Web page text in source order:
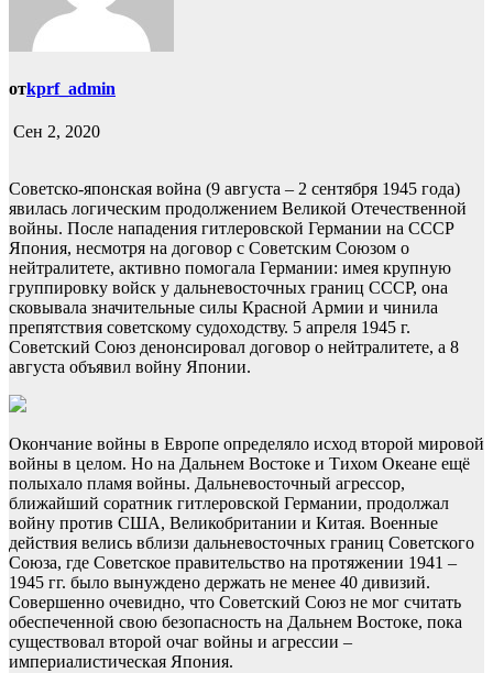
отkprf_admin
Сен 2, 2020
Советско-японская война (9 августа – 2 сентября 1945 года)
явилась логическим продолжением Великой Отечественной
войны. После нападения гитлеровской Германии на СССР
Япония, несмотря на договор с Советским Союзом о
нейтралитете, активно помогала Германии: имея крупную
группировку войск у дальневосточных границ СССР, она
сковывала значительные силы Красной Армии и чинила
препятствия советскому судоходству. 5 апреля 1945 г.
Советский Союз денонсировал договор о нейтралитете, а 8
августа объявил войну Японии.
Окончание войны в Европе определяло исход второй мировой
войны в целом. Но на Дальнем Востоке и Тихом Океане ещё
полыхало пламя войны. Дальневосточный агрессор,
ближайший соратник гитлеровской Германии, продолжал
войну против США, Великобритании и Китая. Военные
действия велись вблизи дальневосточных границ Советского
Союза, где Советское правительство на протяжении 1941 –
1945 гг. было вынуждено держать не менее 40 дивизий.
Совершенно очевидно, что Советский Союз не мог считать
обеспеченной свою безопасность на Дальнем Востоке, пока
существовал второй очаг войны и агрессии –
империалистическая Япония.